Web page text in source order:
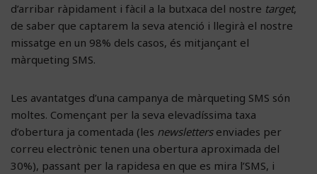
d’arribar ràpidament i fàcil a la butxaca del nostre target,
de saber que captarem la seva atenció i llegirà el nostre
missatge en un 98% dels casos, és mitjançant el
màrqueting SMS.
Les avantatges d’una campanya de màrqueting SMS són
moltes. Començant per la seva elevadíssima taxa
d’obertura ja comentada (les newslettersenviades per
correu electrònic tenen una obertura aproximada del
30%), passant per la rapidesa en que es mira l’SMS, i